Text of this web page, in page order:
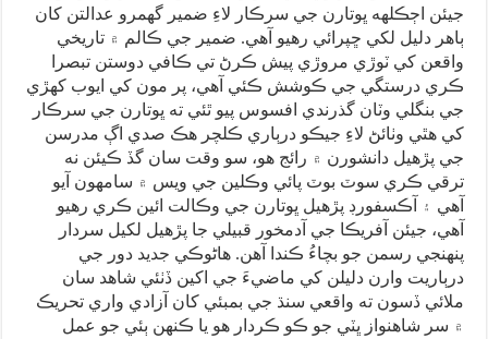
جيئن اڄڪلهه ڀوتارن جي سرڪار لاءِ ضمير گهمرو عدالتن کان
ٻاهر دليل لکي ڇپرائي رهيو آهي. ضمير جي ڪالم ۾ تاريخي
واقعن کي ٽوڙي مروڙي پيش ڪرڻ تي ڪافي دوستن تبصرا
ڪري درستگي جي ڪوشش ڪئي آهي، پر مون کي ايوب کهڙي
جي بنگلي وٽان گذرندي افسوس پيو ٿئي ته ڀوتارن جي سرڪار
کي هٿي وٺائڻ لاءِ جيڪو درٻاري ڪلچر هڪ صدي اڳ مدرسن
جي پڙهيل دانشورن ۾ رائج هو، سو وقت سان گڏ ڪيئن نه
ترقي ڪري سوٽ بوٽ پائي وڪلين جي ويس ۾ سامهون آيو
آهي ۽ آڪسفورڊ پڙهيل ڀوتارن جي وڪالت ائين ڪري رهيو
آهي، جيئن آفريڪا جي آدمخور قبيلي جا پڙهيل لکيل سردار
پنهنجي رسمن جو بچاءُ ڪندا آهن. هاڻوڪي جديد دور جي
درٻاريت وارن دليلن کي ماضيءَ جي اکين ڏٺئي شاهد سان
ملائي ڏسون ته واقعي سنڌ جي بمبئي کان آزادي واري تحريڪ
۾ سر شاهنواز ڀٽي جو ڪو ڪردار هو يا ڪنهن ٻئي جو عمل